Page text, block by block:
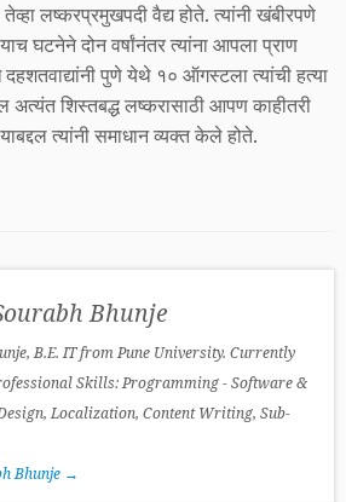
तेव्हा लष्करप्रमुखपदी वैद्य होते. त्यांनी खंबीरपणे
घटनेने दोन वर्षांनंतर त्यांना आपला प्राण
पुणे येथे १० ऑगस्टला त्यांची हत्या
अत्यंत शिस्तबद्ध लष्करासाठी आपण काहीतरी
त्यांनी समाधान व्यक्त केले होते.
Bhunje
B.E. IT from Pune University. Currently
Skills: Programming - Software &
Localization, Content Writing, Sub-
Bhunje →